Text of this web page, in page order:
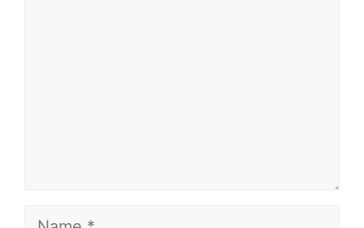
Name